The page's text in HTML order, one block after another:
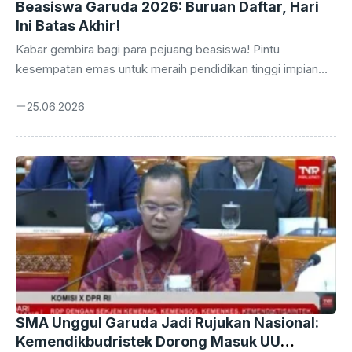
Beasiswa Garuda 2026: Buruan Daftar, Hari
Ini Batas Akhir!
Kabar gembira bagi para pejuang beasiswa! Pintu
kesempatan emas untuk meraih pendidikan tinggi impian
tertutup. Tenggat waktu pendaftaran adalah hari ini, Kamis,
pendidikan Anda. Bagi Anda yang berambisi melanjutkan
studi ke jenjang yang lebih tinggi dengan dukungan finansial
penuh, kini saatnya bertindak. Beasiswa Garuda telah
dikenal sebagai salah satu program bergengsi yang
membuka jalan bagi talenta-talenta terbaik ...
25.06.2026
SMA Unggul Garuda Jadi Rujukan Nasional:
Kemendikbudristek Dorong Masuk UU